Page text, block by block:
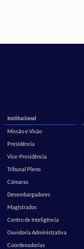
Institucional
Missão e Visão
Presidência
Vice-Presidência
Tribunal Pleno
Câmaras
Desembargadores
Magistrados
Centro de Inteligência
Ouvidoria Administrativa
Coordenadorias